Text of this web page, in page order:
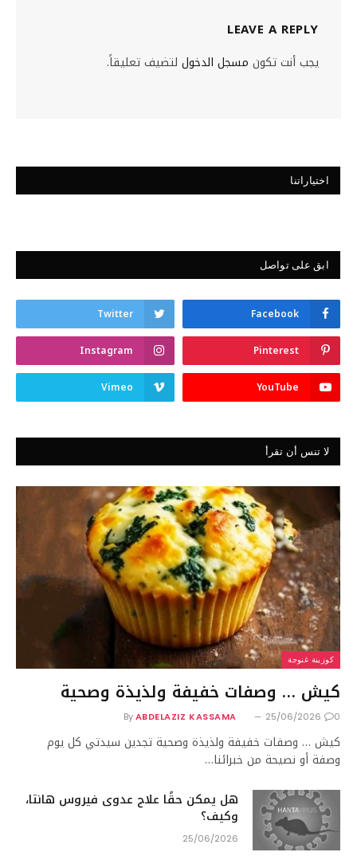
LEAVE A REPLY
يجب أنت تكون مسجل الدخول لتضيف تعليقاً.
اختياراتنا
ابق على تواصل
Facebook
Twitter
Pinterest
Instagram
YouTube
Vimeo
لا تنس أن تقرأ
كوزينة غنوجة
كيش … وصفات خفيفة ولذيذة وصحية
By ABDELAZIZ KASSAMA 25/06/2026 0
كيش … وصفات خفيفة ولذيذة وصحية تجدين سيدتي كل يوم
وصفة أو نصيحة من خبرائنا…
هل يمكن حقًا علاج عدوى فيروس هانتا،
وكيف؟
25/06/2026